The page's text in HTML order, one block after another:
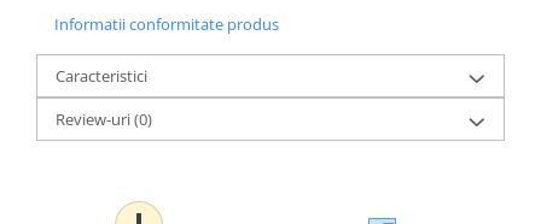
Informatii conformitate produs
Caracteristici
Review-uri(0)